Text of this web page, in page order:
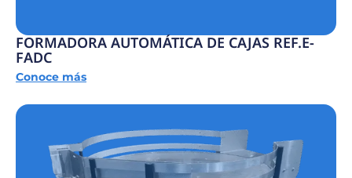
FORMADORA AUTOMÁTICA DE CAJAS REF.E-
FADC
Conoce más